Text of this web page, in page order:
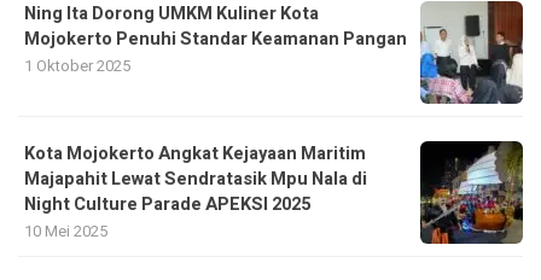
Ning Ita Dorong UMKM Kuliner Kota
Mojokerto Penuhi Standar Keamanan Pangan
1 Oktober 2025
Kota Mojokerto Angkat Kejayaan Maritim
Majapahit Lewat Sendratasik Mpu Nala di
Night Culture Parade APEKSI 2025
10 Mei 2025